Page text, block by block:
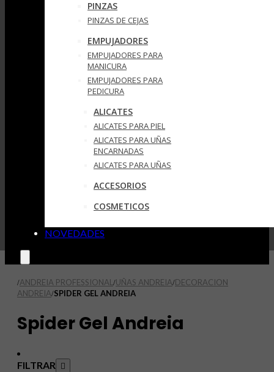
PINZAS
PINZAS DE CEJAS
EMPUJADORES
EMPUJADORES PARA
MANICURA
EMPUJADORES PARA
PEDICURA
ALICATES
ALICATES PARA PIEL
ALICATES PARA UÑAS
ENCARNADAS
ALICATES PARA UÑAS
ACCESORIOS
COSMETICOS
NOVEDADES
/ANDREIA PROFESSIONAL /UÑAS ANDREIA/DECORACION
ANDREIA/SPIDER GEL ANDREIA
Spider Gel Andreia
FILTRAR